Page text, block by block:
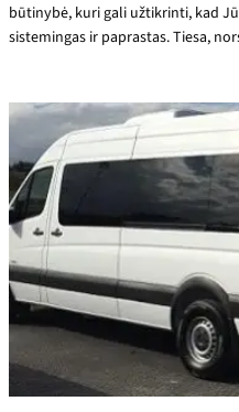
būtinybė, kuri gali užtikrinti, kad
sistemingas ir paprastas. Tiesa,